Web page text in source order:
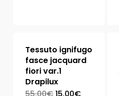
Tessuto ignifugo
fasce jacquard
fiori var.1
Drapilux